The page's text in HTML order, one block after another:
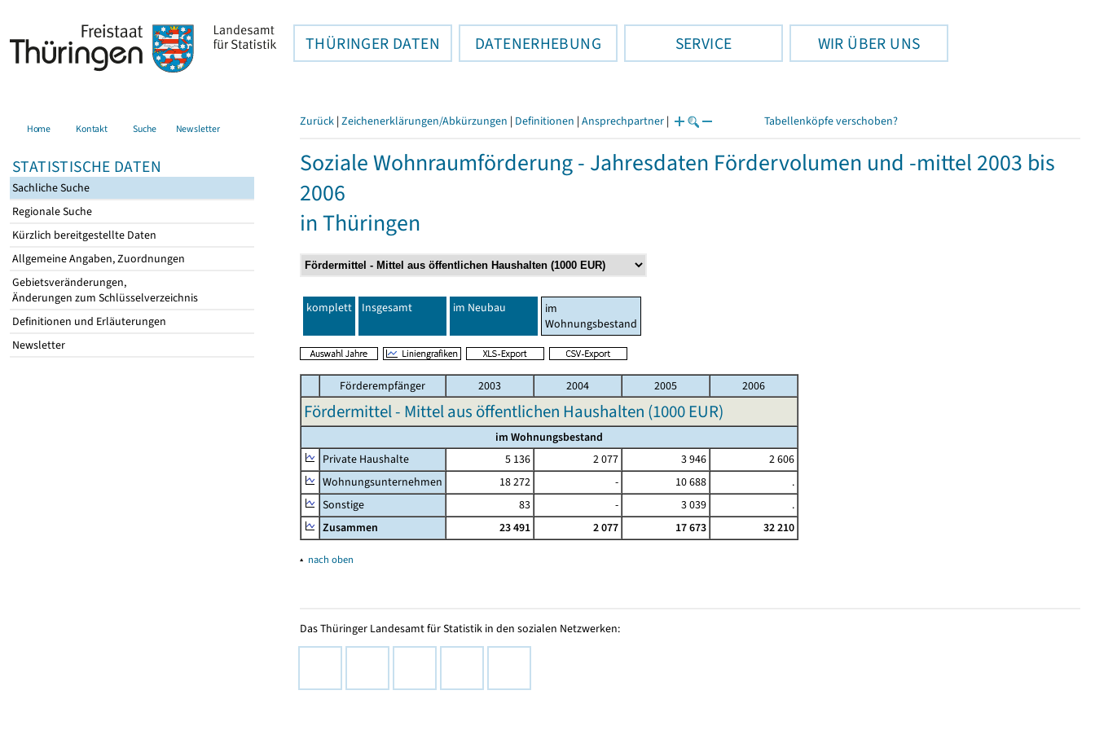
THÜRINGER DATEN DATENERHEBUNG SERVICE WIR ÜBER UNS
Home Kontakt Suche Newsletter
STATISTISCHE DATEN
Sachliche Suche
Regionale Suche
Kürzlich bereitgestellte Daten
Allgemeine Angaben, Zuordnungen
Gebietsveränderungen,
Änderungen zum Schlüsselverzeichnis
Definitionen und Erläuterungen
Newsletter
Zurück | Zeichenerklärungen/Abkürzungen | Definitionen | Ansprechpartner | Tabellenköpfe verschoben?
Soziale Wohnraumförderung - Jahresdaten Fördervolumen und -mittel 2003 bis
2006
in Thüringen
komplett Insgesamt im Neubau
im
Wohnungsbestand
Förderempfänger 2003 2004 2005 2006
Fördermittel - Mittel aus öffentlichen Haushalten (1000 EUR)
im Wohnungsbestand
Private Haushalte
5 136 2 077 3 946
2 606
Wohnungsunternehmen
18 272 - 10 688
.
Sonstige
83 - 3 039
.
Zusammen
23 491 2 077 17 673 32 210
▴ nach oben
Das Thüringer Landesamt für Statistik in den sozialen Netzwerken: